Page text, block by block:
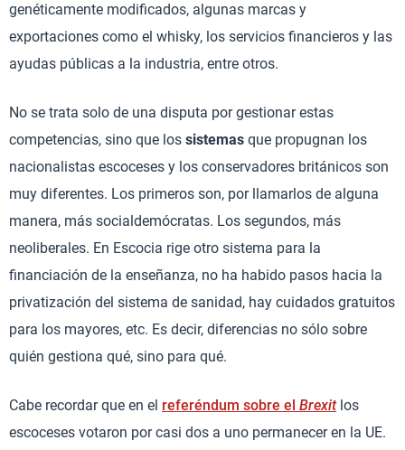
genéticamente modificados, algunas marcas y
exportaciones como el whisky, los servicios financieros y las
ayudas públicas a la industria, entre otros.
No se trata solo de una disputa por gestionar estas
competencias, sino que los sistemas que propugnan los
nacionalistas escoceses y los conservadores británicos son
muy diferentes. Los primeros son, por llamarlos de alguna
manera, más socialdemócratas. Los segundos, más
neoliberales. En Escocia rige otro sistema para la
financiación de la enseñanza, no ha habido pasos hacia la
privatización del sistema de sanidad, hay cuidados gratuitos
para los mayores, etc. Es decir, diferencias no sólo sobre
quién gestiona qué, sino para qué.
Cabe recordar que en el referéndum sobre el Brexitlos
escoceses votaron por casi dos a uno permanecer en la UE.